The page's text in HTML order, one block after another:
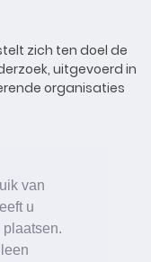
van
u
zich ten doel de
uitgevoerd in
organisaties
Vacatures